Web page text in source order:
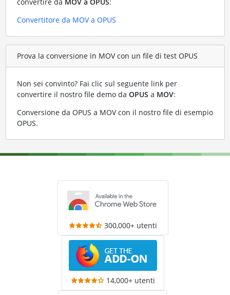
Convertitore da MOV a OPUS
Prova la conversione in MOV con un file di test OPUS
Non sei convinto? Fai clic sul seguente link per
convertire il nostro file demo da OPUS a MOV:
Conversione da OPUS a MOV con il nostro file di esempio
OPUS.
300,000+ utenti
14,000+ utenti